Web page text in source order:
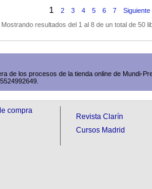
1 2 3 4 5 6 7
Siguiente
Mostrando resultados del 1 al 8 de un total de 50
de los procesos de la tienda online de Mundi-
compra
Revista Clarín
Cursos Madrid